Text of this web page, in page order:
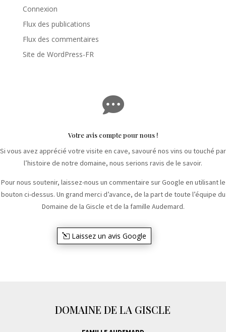
Connexion
Flux des publications
Flux des commentaires
Site de WordPress-FR

Votre avis compte pour nous !
Si vous avez apprécié votre visite en cave, savouré nos vins ou touché par
l’histoire de notre domaine, nous serions ravis de le savoir.
Pour nous soutenir, laissez-nous un commentaire sur Google en utilisant le
bouton ci-dessus. Un grand merci d’avance, de la part de toute l’équipe du
Domaine de la Giscle et de la famille Audemard.
Laissez un avis Google
DOMAINE DE LA GISCLE